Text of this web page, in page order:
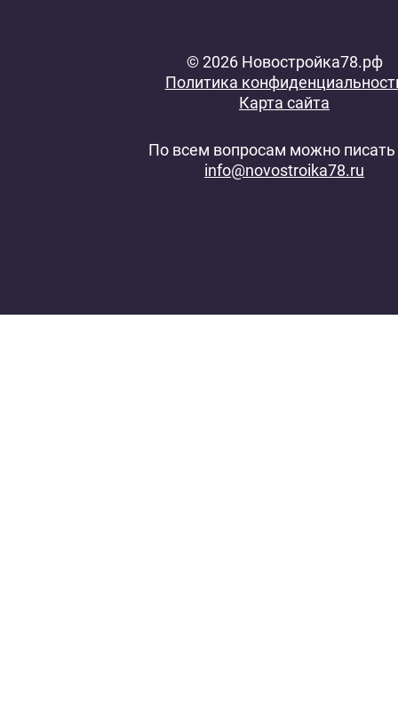
© 2026 Новостройка78.рф
Политика
Карта сайта
По всем вопросам можно писать
info@novostroika78.ru